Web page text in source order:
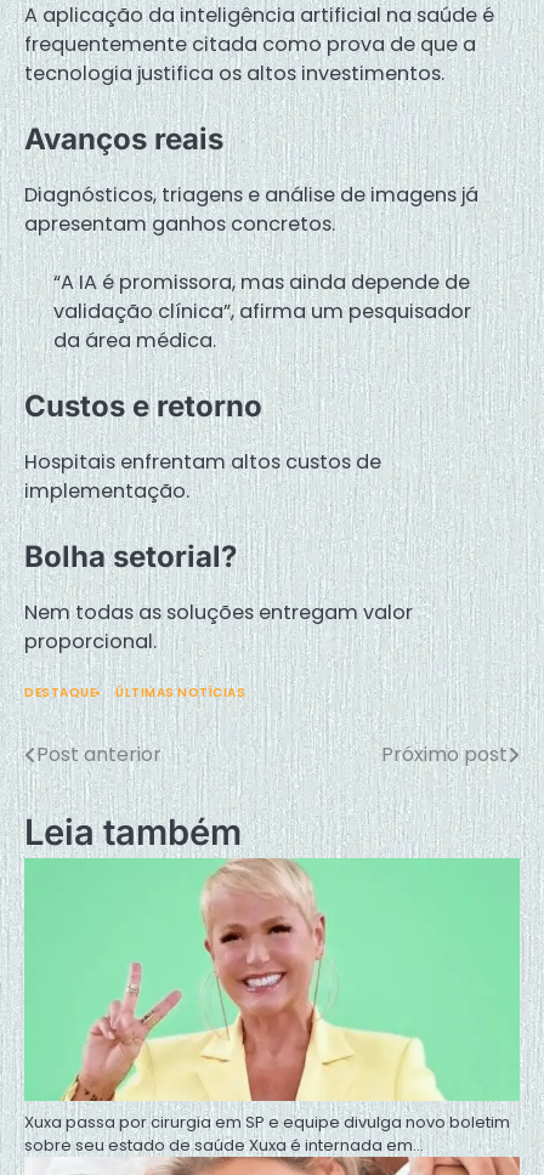
A aplicação da inteligência artificial na saúde é
frequentemente citada como prova de que a
tecnologia justifica os altos investimentos.
Avanços reais
Diagnósticos, triagens e análise de imagens já
apresentam ganhos concretos.
“A IA é promissora, mas ainda depende de
validação clínica”, afirma um pesquisador
da área médica.
Custos e retorno
Hospitais enfrentam altos custos de
implementação.
Bolha setorial?
Nem todas as soluções entregam valor
proporcional.
DESTAQUE ÚLTIMAS NOTÍCIAS
Navegação
de
Post
Post anterior Próximo post
Leia também
Xuxa passa por cirurgia em SP e equipe divulga novo boletim
sobre seu estado de saúde Xuxa é internada em…